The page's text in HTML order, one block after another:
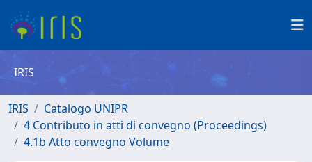
IRIS
IRIS
Catalogo UNIPR
4 Contributo in atti di convegno (Proceedings)
4.1b Atto convegno Volume